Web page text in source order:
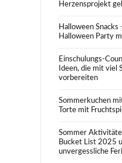
Herzensprojekt
Halloween
Halloween Party
Einschulungs-
Ideen, die mit viel
vorbereiten
Sommerkuchen
Torte mit
Sommer
Bucket List 2025
unvergessliche